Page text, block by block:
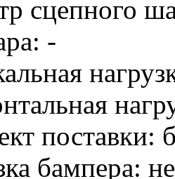
сцепного
-
поставки:
бампера: